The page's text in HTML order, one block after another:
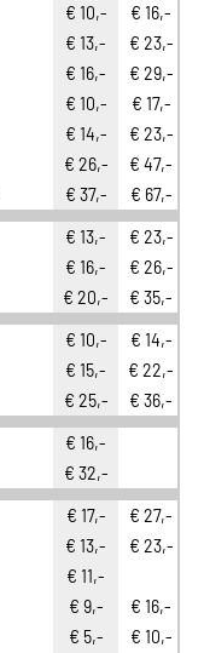
€ 10,- € 16,-
€ 13,- € 23,-
€ 16,- € 29,-
€ 10,- € 17,-
€ 14,- € 23,-
€ 26,- € 47,-
€ 37,- € 67,-
€ 13,- € 23,-
€ 16,- € 26,-
€ 20,- € 35,-
€ 10,- € 14,-
€ 15,- € 22,-
€ 25,- € 36,-
€ 16,-
€ 32,-
€ 17,-
€ 27,-
€ 13,- € 23,-
€ 11,-
€ 9,- € 16,-
€ 5,- € 10,-